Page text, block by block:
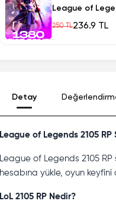
League of
250 TL236.9 TL
Detay
League of Legends 2105
League of Legends 2105
hesabına yükle, oyun keyfini
LoL 2105 RP Nedir?